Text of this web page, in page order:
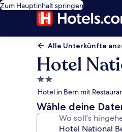
Zum Hauptinhalt springen
Alle Unterkünfte
Hotel
2.0-
Sterne-
Unterkunft
Hotel in Bern mit
Wähle deine
Wo soll’s